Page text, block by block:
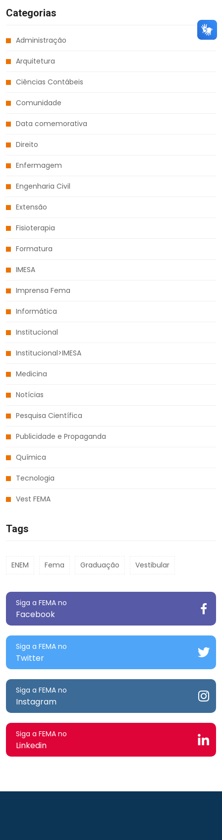
Categorias
Administração
Arquitetura
Ciências Contábeis
Comunidade
Data comemorativa
Direito
Enfermagem
Engenharia Civil
Extensão
Fisioterapia
Formatura
IMESA
Imprensa Fema
Informática
Institucional
Institucional>IMESA
Medicina
Notícias
Pesquisa Científica
Publicidade e Propaganda
Química
Tecnologia
Vest FEMA
Tags
ENEM Fema Graduação Vestibular
Siga a FEMA no
Facebook
Siga a FEMA no
Twitter
Siga a FEMA no
Instagram
Siga a FEMA no
Linkedin